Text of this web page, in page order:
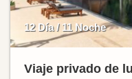
12 Día / 11 Noche
Viaje privado de